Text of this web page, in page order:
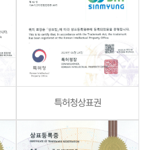
특허청상표권